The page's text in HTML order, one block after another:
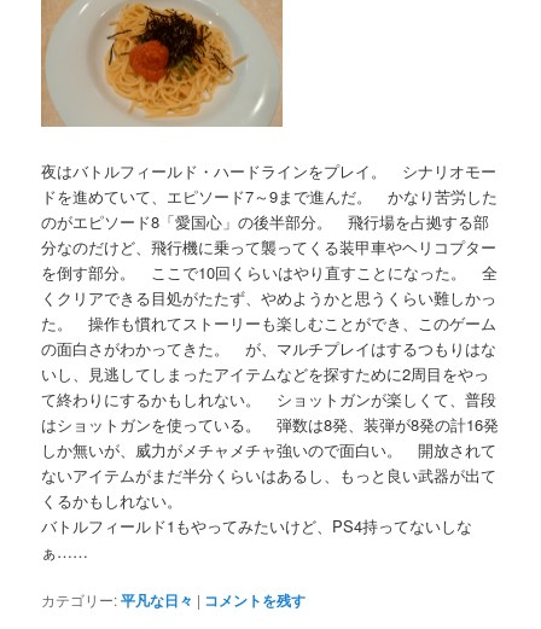
夜はバトルフィールド・ハードラインをプレイ。 シナリオモー
ドを進めていて、エピソード7～9まで進んだ。 かなり苦労した
のがエピソード8「愛国心」の後半部分。 飛行場を占拠する部
分なのだけど、飛行機に乗って襲ってくる装甲車やヘリコプター
を倒す部分。 ここで10回くらいはやり直すことになった。 全
くクリアできる目処がたたず、やめようかと思うくらい難しかっ
た。 操作も慣れてストーリーも楽しむことができ、このゲーム
の面白さがわかってきた。 が、マルチプレイはするつもりはな
いし、見逃してしまったアイテムなどを探すために2周目をやっ
て終わりにするかもしれない。 ショットガンが楽しくて、普段
はショットガンを使っている。 弾数は8発、装弾が8発の計16発
しか無いが、威力がメチャメチャ強いので面白い。 開放されて
ないアイテムがまだ半分くらいはあるし、もっと良い武器が出て
くるかもしれない。
バトルフィールド1もやってみたいけど、PS4持ってないしな
ぁ……
カテゴリー:平凡な日々 | コメントを残す